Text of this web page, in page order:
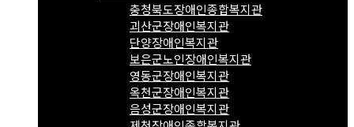
충청북도장애인종합복지관
괴산군장애인복지관
단양장애인복지관
보은군노인장애인복지관
영동군장애인복지관
옥천군장애인복지관
음성군장애인복지관